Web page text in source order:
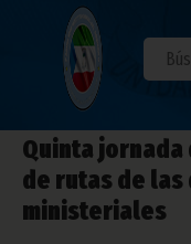
Quinta
de rutas de
ministeriales